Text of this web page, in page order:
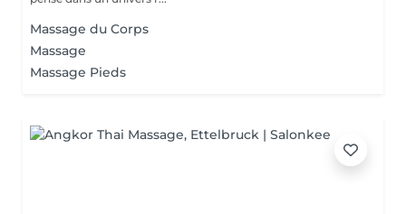
Massage du Corps
Massage
Massage Pieds